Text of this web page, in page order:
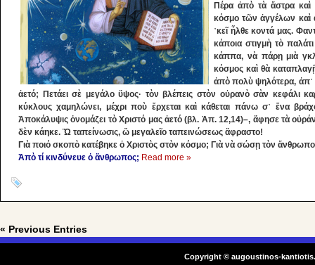
Πέρα ἀπὸ τὰ ἄστρα
κόσμο τῶν ἀγγέλων καὶ
᾿κεῖ ἦλθε κοντά μας.
κάποια στιγμὴ τὸ
κάππα, νὰ πάρῃ μιὰ
κόσμος καὶ θὰ
ἀπὸ πολὺ ψηλότερα, ἀπ᾿
ἀετό; Πετάει σὲ μεγάλο ὕψος· τὸν βλέπεις στὸν οὐρανὸ σὰν κεφάλι
κύκλους χαμηλώνει, μέχρι ποὺ ἔρχεται καὶ κάθεται πάνω σ᾿ ἕνα
Ἀποκάλυψις ὀνομάζει τὸ Χριστό μας ἀετό (βλ. Ἀπ. 12,14)–, ἄφησε τὰ
δὲν κάηκε. Ὤ ταπείνωσις, ὤ μεγαλεῖο ταπεινώσεως ἄφραστο!
Γιὰ ποιό σκοπὸ κατέβηκε ὁ Χριστὸς στὸν κόσμο; Γιὰ νὰ σώσῃ τὸν
Ἀπὸ τί κινδύνευε ὁ ἄνθρωπος; Read more »
« Previous Entries
Copyright © augoustinos-